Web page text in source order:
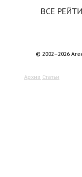
ВСЕ
© 2002–2026
Архив Статьи